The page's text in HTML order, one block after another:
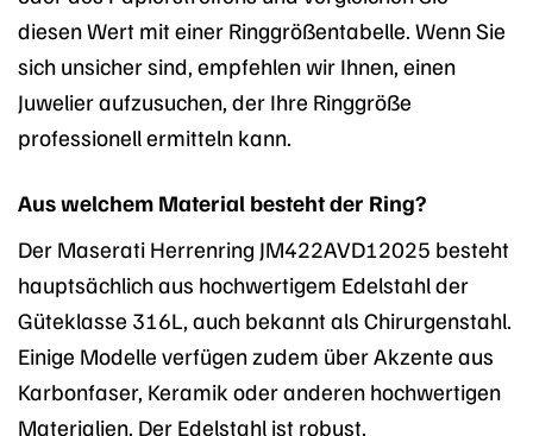
diesen Wert mit einer Ringgrößentabelle. Wenn Sie
sich unsicher sind, empfehlen wir Ihnen, einen
Juwelier aufzusuchen, der Ihre Ringgröße
professionell ermitteln kann.
Aus welchem Material besteht der Ring?
Der Maserati Herrenring JM422AVD12025 besteht
hauptsächlich aus hochwertigem Edelstahl der
Güteklasse 316L, auch bekannt als Chirurgenstahl.
Einige Modelle verfügen zudem über Akzente aus
Karbonfaser, Keramik oder anderen hochwertigen
Materialien. Der Edelstahl ist robust,